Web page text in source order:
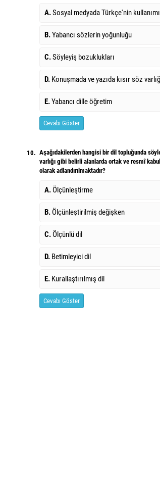
A.Sosyal medyada Türkçe'nin kullanımı
B.Yabancı sözlerin yoğunluğu
C.Söyleyiş bozuklukları
D. Konuşmada ve yazıda kısır söz
E.Yabancı dille öğretim
Cevabı Göster
10. Aşağıdakilerden hangisi bir dil topluğunda
varlığı gibi belirli alanlarda ortak ve resmî
olarak adlandırılmaktadır?
A. Ölçünleştirme
B. Ölçünleştirilmiş değişken
C. Ölçünlü dil
D. Betimleyici dil
E. Kurallaştırılmış dil
Cevabı Göster